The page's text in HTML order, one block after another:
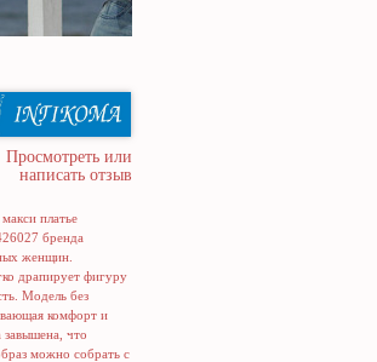
Просмотреть или
написать отзыв
платье
бренда
женщин.
драпирует фигуру
Модель без
комфорт и
завышена, что
можно собрать с